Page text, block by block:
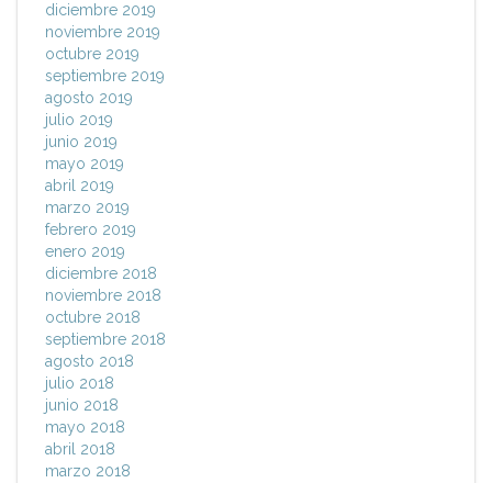
diciembre 2019
noviembre 2019
octubre 2019
septiembre 2019
agosto 2019
julio 2019
junio 2019
mayo 2019
abril 2019
marzo 2019
febrero 2019
enero 2019
diciembre 2018
noviembre 2018
octubre 2018
septiembre 2018
agosto 2018
julio 2018
junio 2018
mayo 2018
abril 2018
marzo 2018